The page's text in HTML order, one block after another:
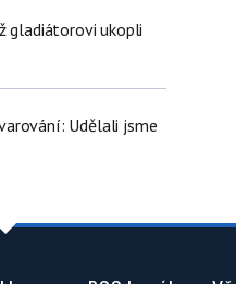
gladiátorovi ukopli
Udělali jsme